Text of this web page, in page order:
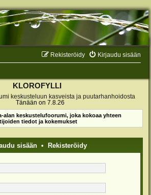
Kirjaudu sisään
Rekisteröidy
KLOROFYLLI
keskusteluun kasveista ja puutarhanhoidosta
Tänään on 7.8.26
alan keskustelufoorumi, joka kokoaa yhteen
tiedot ja kokemukset
sisään• Rekisteröidy